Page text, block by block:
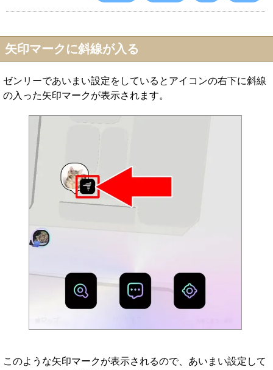
矢印マークに斜線が入る
ゼンリーであいまい設定をしているとアイコンの右下に斜線
の入った矢印マークが表示されます。
このような矢印マークが表示されるので、あいまい設定して